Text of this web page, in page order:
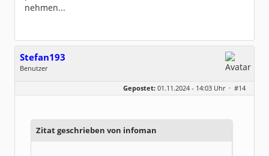
nehmen...
Stefan193
Benutzer
Dabei seit:
09 / 2017
Gepostet: 01.11.2024 - 14:03 Uhr · #14
Zitat geschrieben von infoman